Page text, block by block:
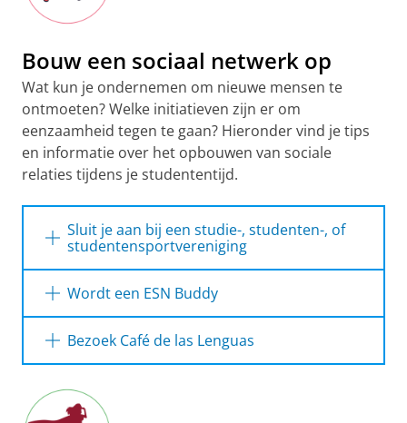
Bouw een sociaal netwerk op
Wat kun je ondernemen om nieuwe mensen te
ontmoeten? Welke initiatieven zijn er om
eenzaamheid tegen te gaan? Hieronder vind je tips
en informatie over het opbouwen van sociale
relaties tijdens je studententijd.
Sluit je aan bij een studie-, studenten-, of
studentensportvereniging
In Groningen vind je bijna 100 verschillende
studie- en studentenverenigingen. Dit zijn de
gezelligheidsverenigingen, maar ook veel
studentensportverenigingen, internationale
studentenverenigingen, religieuze
studentenverenigingen en nog veel meer.
Wordt een ESN Buddy
Het ESN Buddy Programme koppelt lokale
studenten aan internationale studenten om
je gemakkelijk nieuwe mensen in Groningen.
Bezoek Café de las Lenguas
kennen en krijg een vleugje cultuur mee in het